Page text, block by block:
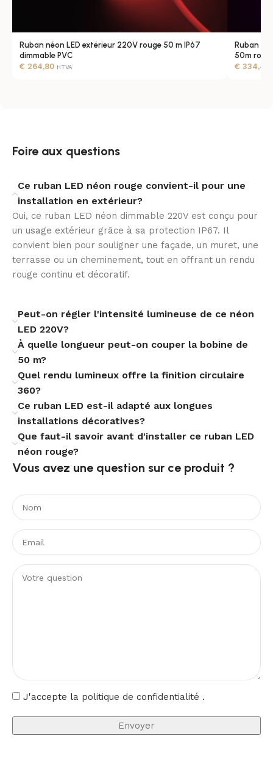
Une conception fiable pour l’extérieur
Conçu pour un usage extérieur, ce ruban LED bénéficie
d’un indice de protection IP67, adapté aux
Une installation en 220-240V pratique et
Alimenté en 220-240V AC avec une fréquence de 50-60
Hz, ce ruban LED néon simplifie la mise en œuvre sur
les installations adaptées. Sa classe d’isolation
électrique II constitue un atout supplémentaire pour
une intégration sereine dans les projets d’éclairage
décoratif et architectural.
Une solution durable au rendu premium
Avec une puissance de 9 W/m et une durée de vie de
50.000 heures, ce ruban LED rouge allie performance
et longévité. Son diamètre de 17 mm lui confère une
présence visuelle équilibrée, tandis que ses
certifications CE, RoHS et UKCA et sa garantie 3 ans
renforcent la confiance à l’usage.
Ce ruban LED néon circulaire 360 rouge constitue une
solution de choix pour dessiner des lignes lumineuses
extérieures avec précision, élégance et constance. Il
une lumière visible, durable et parfaitement adaptée
aux compositions architecturales contemporaines.
Ruban néon LED extérieur 220V rouge 50 m IP67
dimmable PVC
€ 264,80 HTVA
Ruban
50m rose
€ 334,49
Foire aux questions
Ce ruban LED néon rouge convient-il pour une
installation en extérieur?
Oui, ce ruban LED néon dimmable 220V est conçu pour
un usage extérieur grâce à sa protection IP67. Il
convient bien pour souligner une façade, un muret, une
terrasse ou un cheminement, tout en offrant un rendu
rouge continu et décoratif.
Peut-on régler l'intensité lumineuse de ce néon
LED 220V?
À quelle longueur peut-on couper la bobine de
50 m?
Quel rendu lumineux offre la finition circulaire
360?
Ce ruban LED est-il adapté aux longues
installations décoratives?
Que faut-il savoir avant d'installer ce ruban LED
néon rouge?
Vous avez une question sur ce produit ?​
J'accepte la politique de confidentialité .